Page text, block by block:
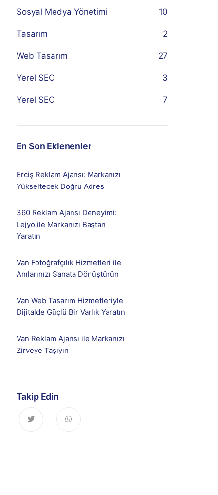
Sosyal Medya Yönetimi 10
Tasarım 2
Web Tasarım 27
Yerel SEO 3
Yerel SEO 7
En Son Eklenenler
Erciş Reklam Ajansı: Markanızı
Yükseltecek Doğru Adres
360 Reklam Ajansı Deneyimi:
Lejyo ile Markanızı Baştan
Yaratın
Van Fotoğrafçılık Hizmetleri ile
Anılarınızı Sanata Dönüştürün
Van Web Tasarım Hizmetleriyle
Dijitalde Güçlü Bir Varlık Yaratın
Van Reklam Ajansı ile Markanızı
Zirveye Taşıyın
Takip Edin